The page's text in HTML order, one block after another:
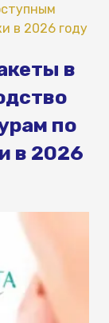
в 2026 году
в
по
в 2026